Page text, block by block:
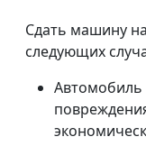
Сдать машину
следующих
Автомобиль